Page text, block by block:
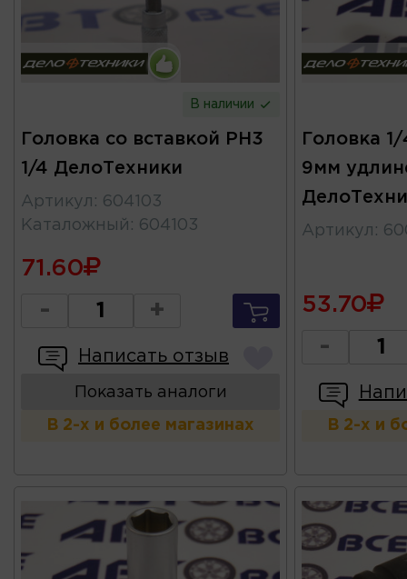
В наличии
Головка со вставкой PH3
1/4 ДелоТехники
Артикул : 604103
Каталожный : 604103
71.60
- +
Написать отзыв
Показать аналоги
В 2-х и более магазинах
Головка
9мм
Артикул :
53.70
-
В 2-х и